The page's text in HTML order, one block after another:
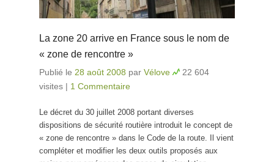
La zone 20 arrive en France sous le nom de
« zone de rencontre »
Publié le 28 août 2008 par Vélove
22 604
visites | 1 Commentaire
Le décret du 30 juillet 2008 portant diverses
dispositions de sécurité routière introduit le concept de
« zone de rencontre » dans le Code de la route. Il vient
compléter et modifier les deux outils proposés aux